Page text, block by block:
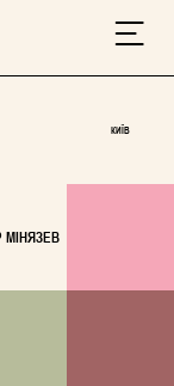
КИЇВ
МІНЯЗЕВ